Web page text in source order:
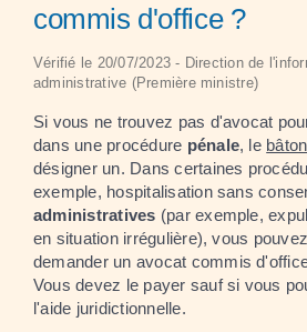
commis d'office ?
Vérifié le 20/07/2023 - Direction de
administrative (Première ministre)
Si vous ne trouvez pas d'avocat
dans une procédure pénale, le
désigner un. Dans certaines
exemple, hospitalisation sans
administratives (par exemple,
en situation irrégulière), vous
demander un avocat commis
Vous devez le payer sauf si vous
l'aide juridictionnelle.